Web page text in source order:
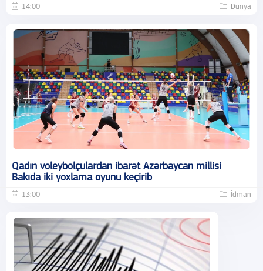
14:00 Dünya
Qadın voleybolçulardan ibarət Azərbaycan millisi
Bakıda iki yoxlama oyunu keçirib
13:00 İdman